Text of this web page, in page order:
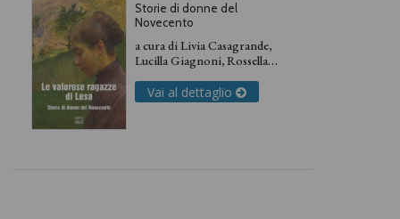
Storie di donne del
Novecento
a cura diLivia Casagrande,
Lucilla Giagnoni,Rossella
Todesco Maria Grazia
Pezzi,Maria Grazia Rodi
Vai al dettaglio